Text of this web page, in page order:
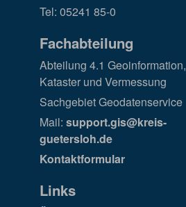
Tel: 05241 85-0
Fachabteilung
Abteilung 4.1 Geoinformation,
Kataster und Vermessung
Sachgebiet Geodatenservice
Mail: support.gis@kreis-
guetersloh.de
Kontaktformular
Links